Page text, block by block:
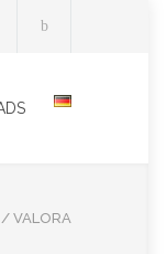
/ VALORA